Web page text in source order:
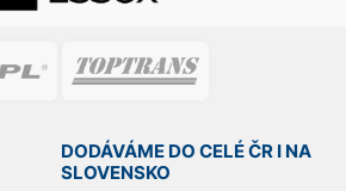
DODÁVÁME DO CELÉ ČR I NA
SLOVENSKO